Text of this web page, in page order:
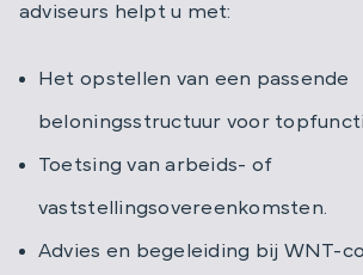
adviseurs helpt u met:
Het opstellen van een passende
beloningsstructuur voor
Toetsing van arbeids- of
vaststellingsovereenkomsten.
Advies en begeleiding bij WNT-